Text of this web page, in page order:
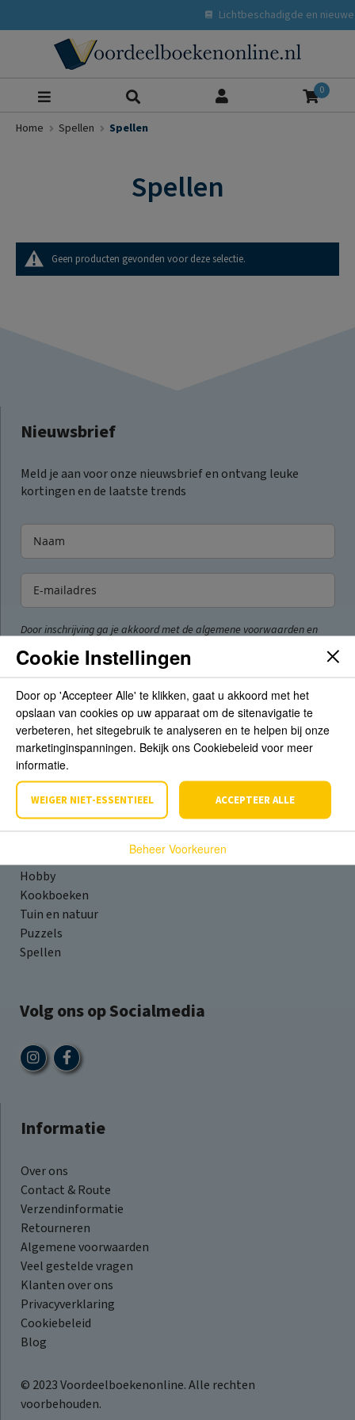
Lichtbeschadigde en nieuwe
0
Home Spellen Spellen
Spellen
Geen producten gevonden voor deze selectie.
Assortiment
Fictie
Young Adult
Geschiedenis & Kunst
Hobby
Kookboeken
Tuin en natuur
Puzzels
Spellen
Volg ons op Socialmedia
Informatie
Over ons
Contact & Route
Verzendinformatie
Retourneren
Algemene voorwaarden
Veel gestelde vragen
Klanten over ons
Privacyverklaring
Cookiebeleid
Blog
© 2023 Voordeelboekenonline. Alle rechten
voorbehouden.
Nieuwsbrief
Meld je aan voor onze nieuwsbrief en ontvang leuke
kortingen en de laatste trends
Door inschrijving ga je akkoord met de algemene voorwaarden en
Inschrijven
Cookie Instellingen
Door op 'Accepteer Alle' te klikken, gaat u akkoord met het
opslaan van cookies op uw apparaat om de sitenavigatie te
verbeteren, het sitegebruik te analyseren en te helpen bij onze
marketinginspanningen. Bekijk ons Cookiebeleid voor meer
informatie.
WEIGER NIET-ESSENTIEEL ACCEPTEER ALLE
Beheer Voorkeuren